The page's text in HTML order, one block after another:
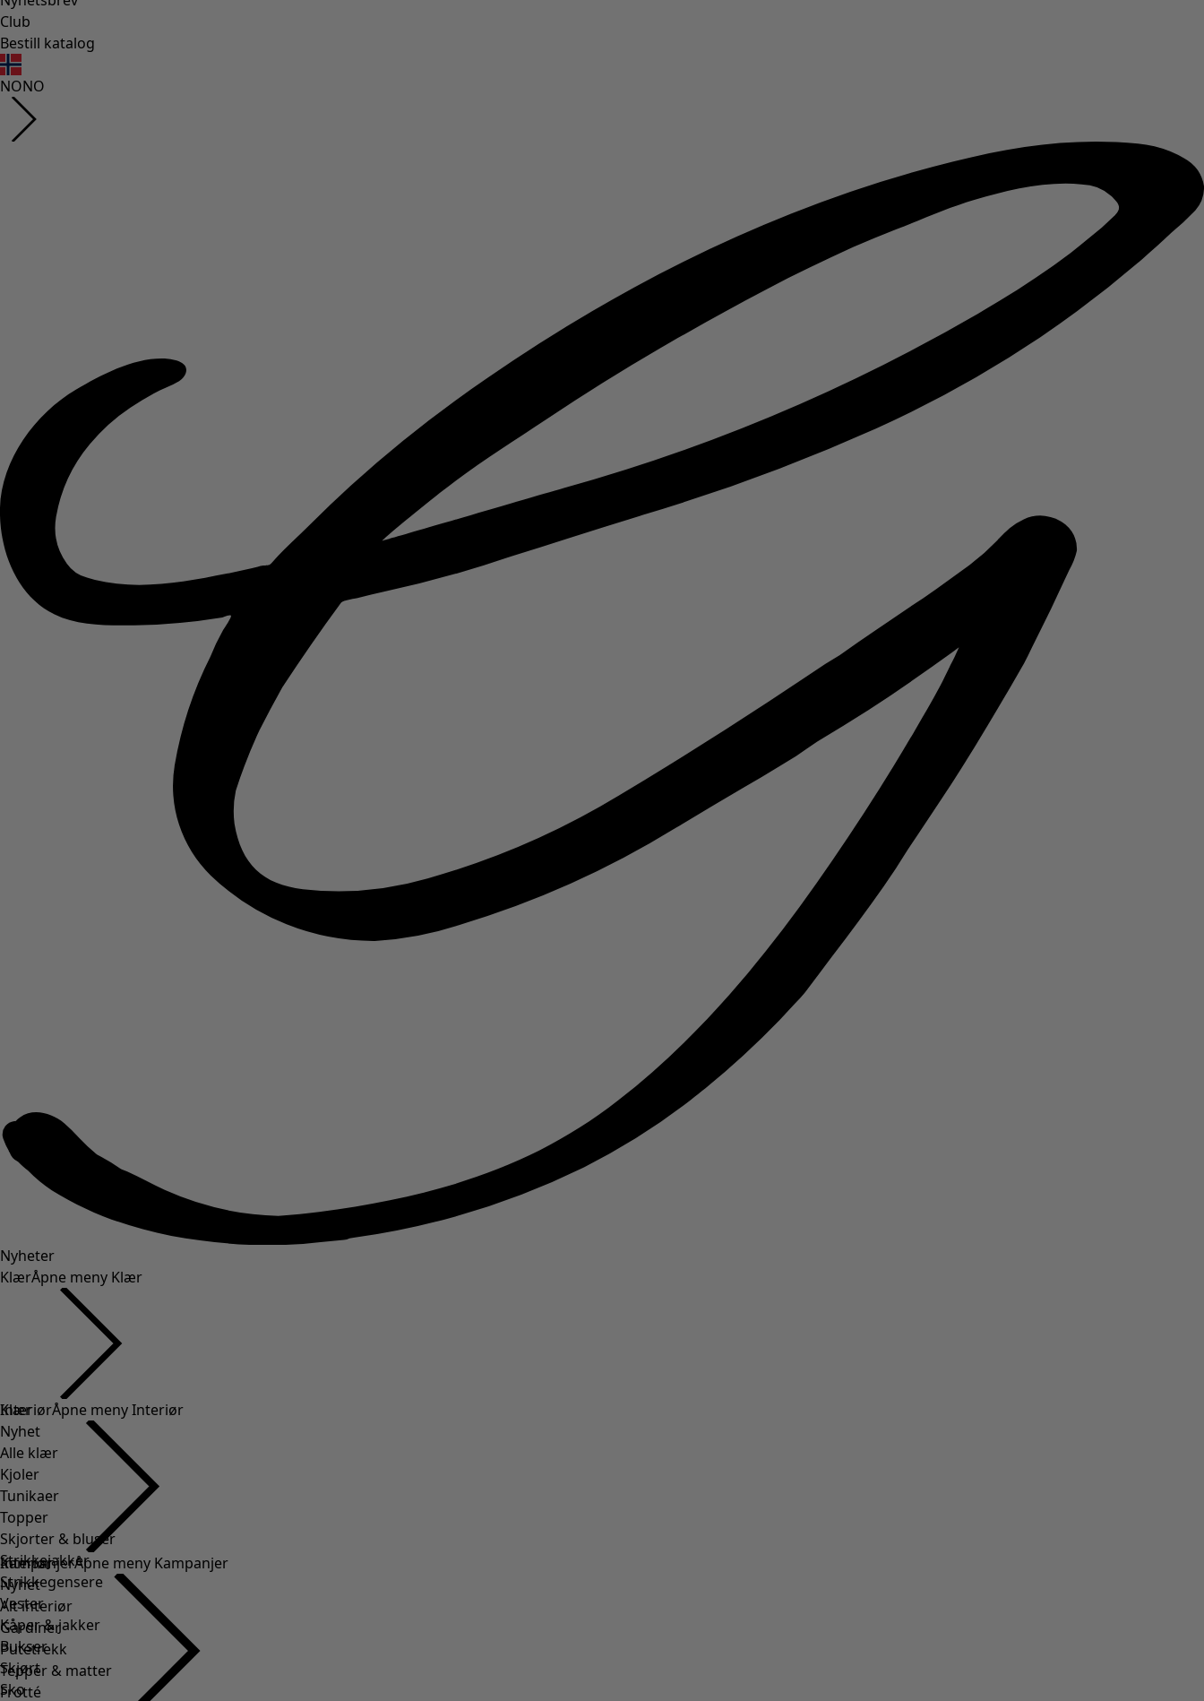
Club
Bestill katalog
NONO
Nyheter
KlærÅpne meny Klær
Klær
Nyhet
Alle klær
Kjoler
Tunikaer
Topper
Skjorter & bluser
Strikkejakker
Strikkegensere
Vester
Kåper & jakker
Bukser
Skjørt
Sko
InteriørÅpne meny Interiør
Interiør
Nyhet
Alt interiør
Gardiner
Putetrekk
Tepper & matter
Frotté
KampanjerÅpne meny Kampanjer